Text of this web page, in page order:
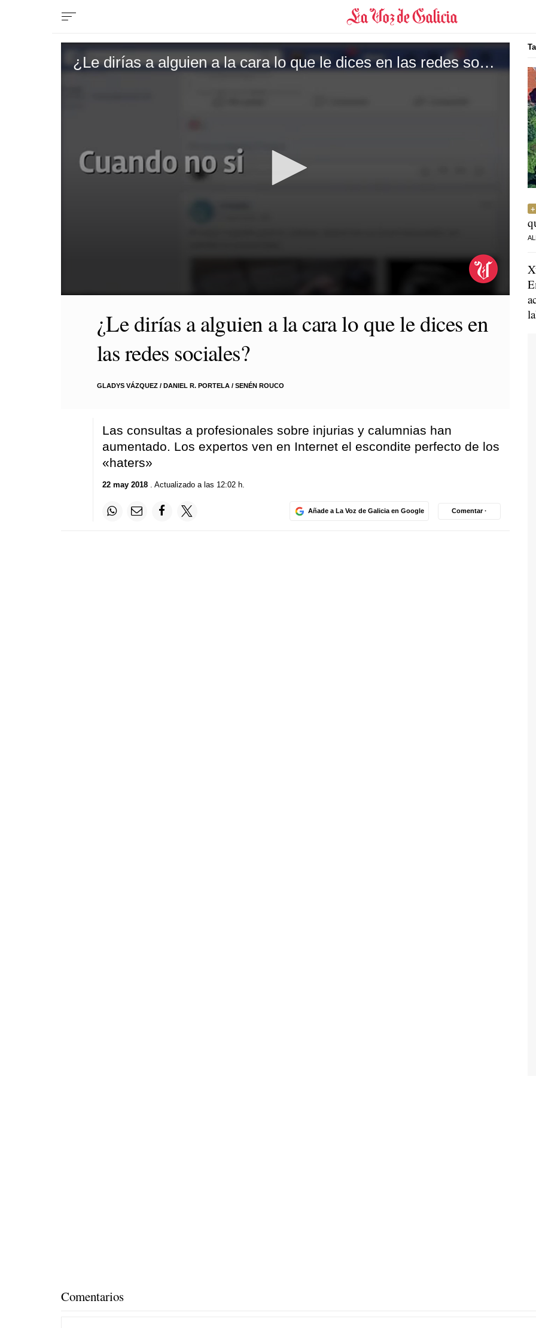
¿Le dirías a alguien a la cara lo que le dices en las redes sociales?
Volume
¿Le dirías a alguien a la cara lo que le dices en
las redes sociales?
GLADYS VÁZQUEZ / DANIEL R. PORTELA / SENÉN ROUCO
Las consultas a profesionales sobre injurias y calumnias han
aumentado. Los expertos ven en Internet el escondite perfecto de los
«haters»
22 may 2018. Actualizado a las 12:02 h.
Añade a La Voz de Galicia en Google Comentar ·
Comentarios